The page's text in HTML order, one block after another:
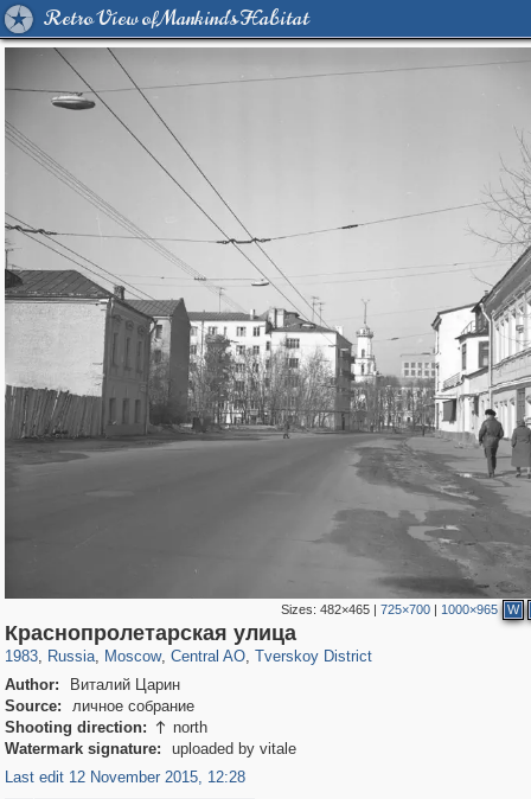
Retro View of Mankind's Habitat
Sizes:482×465 |725×700 | 1000×965 W
Краснопролетарская улица
1983, Russia
1,406,838 29,243
, Moscow
319,861 8,286
, Central AO
160,009 5,916
, Tverskoy District
53,052 2,283
Author:
Виталий Царин
Source:
личное собрание
Shooting direction:  north
Watermark signature:
uploaded by vitale
Last edit 12 November 2015, 12:28